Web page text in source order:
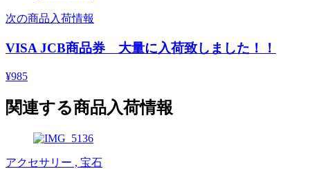
次の商品入荷情報
VISA JCB商品券 大量に入荷致しました！！
¥985
関連する商品入荷情報
アクセサリー , 宝石